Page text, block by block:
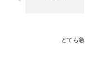
とても